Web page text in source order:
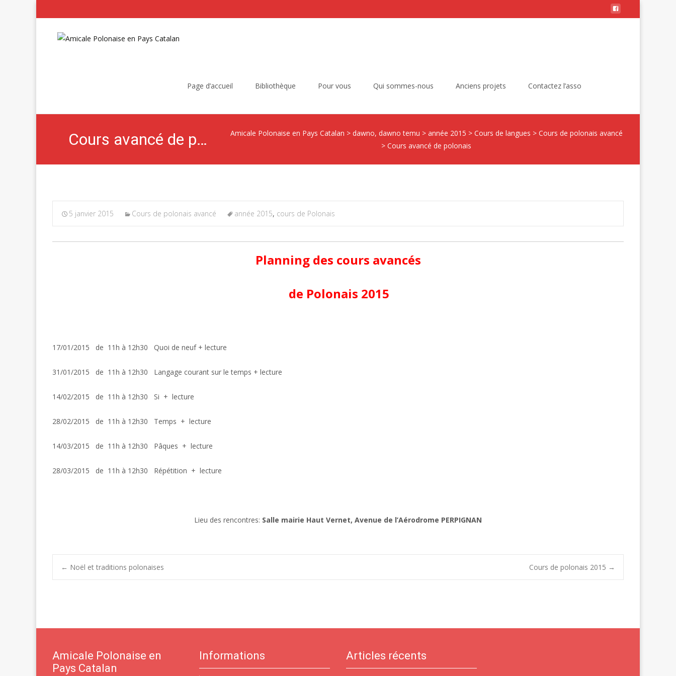
Page d’accueil Bibliothèque Pour vous Qui sommes-nous Anciens projets Contactez l’asso
Cours avancé de polonais Amicale Polonaise en Pays Catalan > dawno, dawno temu > année 2015 > Cours de langues > Cours de polonais avancé
>Cours avancé de polonais
5 janvier 2015 Cours de polonais avancé année 2015, cours de Polonais
Planning des cours avancés
de Polonais 2015
17/01/2015 de 11h à 12h30 Quoi de neuf + lecture
31/01/2015 de 11h à 12h30 Langage courant sur le temps + lecture
14/02/2015 de 11h à 12h30 Si + lecture
28/02/2015 de 11h à 12h30 Temps + lecture
14/03/2015 de 11h à 12h30 Pâques + lecture
28/03/2015 de 11h à 12h30 Répétition + lecture
Lieu des rencontres: Salle mairie Haut Vernet, Avenue de l’Aérodrome PERPIGNAN
Post
← Noël et traditions polonaises Cours de polonais 2015 →
Amicale Polonaise en
Pays Catalan
Informations Articles récents